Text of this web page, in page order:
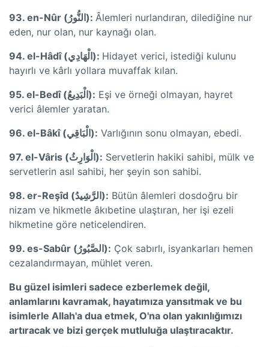
93. en-Nûr (النُّورُ): Âlemleri nurlandıran, dilediğine nur
eden, nur olan, nur kaynağı olan.
94. el-Hâdî (الْهَادِي): Hidayet verici, istediği kulunu
hayırlı ve kârlı yollara muvaffak kılan.
95. el-Bedî (الْبَدِيعُ): Eşi ve örneği olmayan, hayret
verici âlemler yaratan.
96. el-Bâkî (الْبَاقِي): Varlığının sonu olmayan, ebedi.
97. el-Vâris (الْوَارِثُ): Servetlerin hakiki sahibi, mülk ve
servetlerin asıl sahibi, her şeyin son sahibi.
98. er-Reşîd (الرَّشِيدُ): Bütün âlemleri dosdoğru bir
nizam ve hikmetle âkıbetine ulaştıran, her işi ezeli
hikmetine göre neticelendiren.
99. es-Sabûr (الصَّبُورُ): Çok sabırlı, isyankarları hemen
cezalandırmayan, mühlet veren.
Bu güzel isimleri sadece ezberlemek değil,
anlamlarını kavramak, hayatımıza yansıtmak ve bu
isimlerle Allah'a dua etmek, O'na olan yakınlığımızı
artıracak ve bizi gerçek mutluluğa ulaştıracaktır.